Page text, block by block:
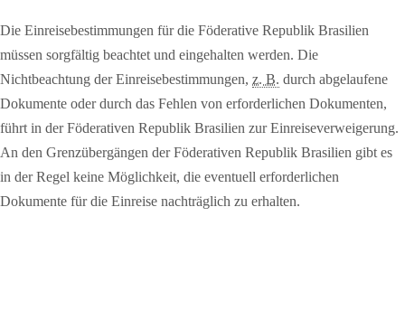
Die Einreisebestimmungen für die Föderative Republik Brasilien
müssen sorgfältig beachtet und eingehalten werden. Die
Nichtbeachtung der Einreisebestimmungen, z. B. durch abgelaufene
Dokumente oder durch das Fehlen von erforderlichen Dokumenten,
führt in der Föderativen Republik Brasilien zur Einreiseverweigerung.
An den Grenzübergängen der Föderativen Republik Brasilien gibt es
in der Regel keine Möglichkeit, die eventuell erforderlichen
Dokumente für die Einreise nachträglich zu erhalten.